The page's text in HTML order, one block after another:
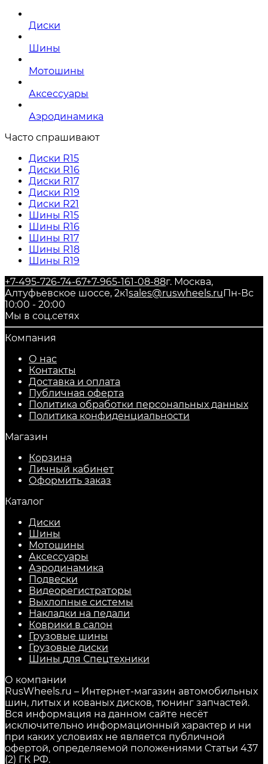
Диски
Шины
Мотошины
Аксессуары
Аэродинамика
Часто спрашивают
Диски R15
Диски R16
Диски R17
Диски R19
Диски R21
Шины R15
Шины R16
Шины R17
Шины R18
Шины R19
+7-495-726-74-67+7-965-161-08-88г. Москва,
Алтуфьевское шоссе, 2к1sales@ruswheels.ru Пн-Вс
10:00 - 20:00
Мы в соц.сетях
Компания
О нас
Контакты
Доставка и оплата
Публичная оферта
Политика обработки персональных данных
​Политика конфиденциальности
Магазин
Корзина
Личный кабинет
Оформить заказ
Каталог
Диски
Шины
Мотошины
Аксессуары
Аэродинамика
Подвески
Видеорегистраторы
Выхлопные системы
Накладки на педали
Коврики в салон
Грузовые шины
Грузовые диски
Шины для Спецтехники
О компании
RusWheels.ru – Интернет-магазин автомобильных
шин, литых и кованых дисков, тюнинг запчастей.
Вся информация на данном сайте несёт
исключительно информационный характер и ни
при каких условиях не является публичной
офертой, определяемой положениями Статьи 437
(2) ГК РФ.